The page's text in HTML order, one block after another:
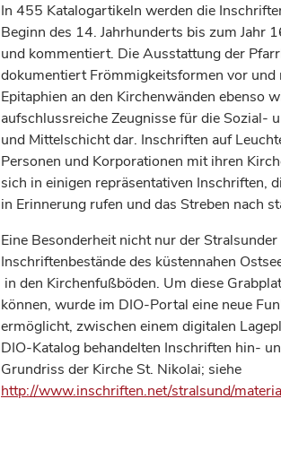
In 455 Katalogartikeln werden die
Beginn des 14. Jahrhunderts bis zum Jahr
und kommentiert. Die Ausstattung der
dokumentiert Frömmigkeitsformen vor
Epitaphien an den Kirchenwänden ebenso
aufschlussreiche Zeugnisse für die Sozial-
und Mittelschicht dar. Inschriften auf
Personen und Korporationen mit ihren
sich in einigen repräsentativen Inschriften,
in Erinnerung rufen und das Streben nach
Eine Besonderheit nicht nur der
Inschriftenbestände des küstennahen
in den Kirchenfußböden. Um diese
können, wurde im DIO-Portal eine neue
ermöglicht, zwischen einem digitalen
DIO-Katalog behandelten Inschriften hin-
Grundriss der Kirche St. Nikolai; siehe
http://www.inschriften.net/stralsund/